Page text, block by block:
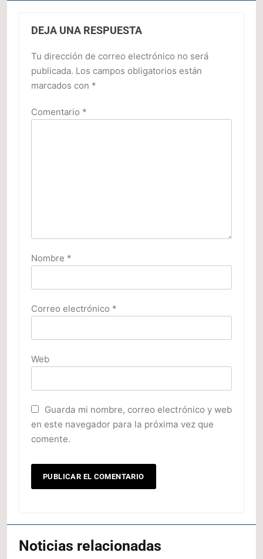
DEJA UNA RESPUESTA
Tu dirección de correo electrónico no será
publicada. Los campos obligatorios están
marcados con *
Comentario *
Nombre *
Correo electrónico *
Web
Guarda mi nombre, correo electrónico y web
en este navegador para la próxima vez que
comente.
Noticias relacionadas